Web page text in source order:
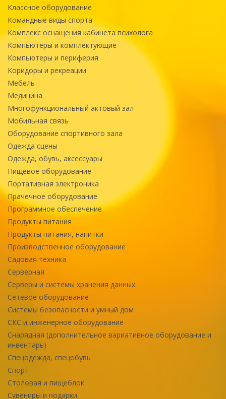
Классное оборудование
Командные виды спорта
Комплекс оснащения кабинета психолога
Компьютеры и комплектующие
Компьютеры и периферия
Коридоры и рекреации
Мебель
Медицина
Многофункциональный актовый зал
Мобильная связь
Оборудование спортивного зала
Одежда сцены
Одежда, обувь, аксессуары
Пищевое оборудование
Портативная электроника
Прачечное оборудование
Программное обеспечение
Продукты питания
Продукты питания, напитки
Производственное оборудование
Садовая техника
Серверная
Серверы и системы хранения данных
Сетевое оборудование
Системы безопасности и умный дом
СКС и инженерное оборудование
Снарядная (дополнительное вариативное оборудование и
инвентарь)
Спецодежда, спецобувь
Спорт
Столовая и пищеблок
Сувениры и подарки